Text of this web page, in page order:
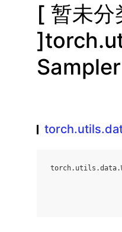
[ 暂未分
Sampler
torch. utils .data.